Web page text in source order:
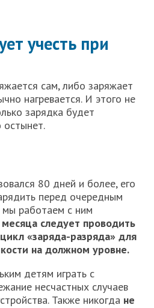
учесть при
сам, либо заряжает
нагревается. И этого не
зарядка будет
остынет.
80 дней и более, его
перед очередным
мы работаем с ним
следует проводить
«заряда-разряда» для
на должном уровне.
детям играть с
несчастных случаев
Также никогда не